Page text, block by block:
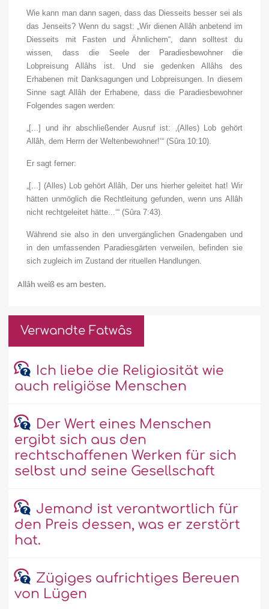
Wie kann man dann sagen, dass das Diesseits besser sei als
das Jenseits? Wenn du sagst: „Wir dienen Allâh anbetend im
Diesseits mit Fasten und Ähnlichem“, dann solltest du
wissen, dass die Seele der Paradiesbewohner die
Lobpreisung Allâhs ist. Und sie gedenken Allâhs des
Erhabenen mit Danksagungen und Lobpreisungen. In diesem
Sinne sagt Allâh der Erhabene, dass die Paradiesbewohner
Folgendes sagen werden:
„[...] und ihr abschließender Ausruf ist: ‚(Alles) Lob gehört
Allâh, dem Herrn der Weltenbewohner!‘“ (Sûra 10:10).
Er sagt ferner:
„[...] (Alles) Lob gehört Allâh, Der uns hierher geleitet hat! Wir
hätten unmöglich die Rechtleitung gefunden, wenn uns Allâh
nicht rechtgeleitet hätte...‘“ (Sûra 7:43).
Während sie also in den unvergänglichen Gnadengaben und
in den umfassenden Paradiesgärten verweilen, befinden sie
sich zugleich im Zustand der rituellen Handlungen.
Allâh weiß es am besten.
Verwandte Fatwâs
Ich liebe die Religiosität wie
auch religiöse Menschen
Der Wert eines Menschen
ergibt sich aus den
rechtschaffenen Werken für sich
selbst und seine Gesellschaft
Jemand ist verantwortlich für
den Preis dessen, was er zerstört
hat.
Zügiges aufrichtiges Bereuen
von Lügen